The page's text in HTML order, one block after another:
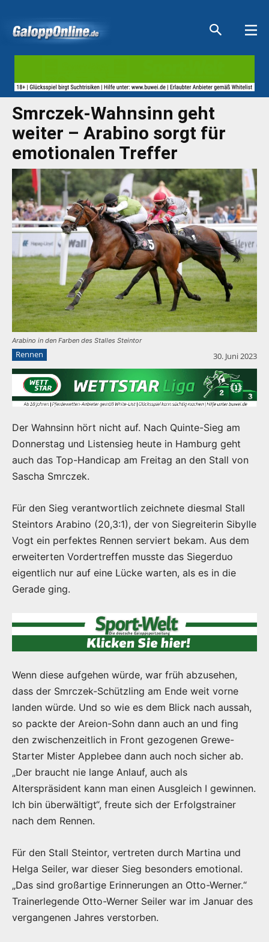
Smrczek-Wahnsinn geht
weiter – Arabino sorgt für
emotionalen Treffer
Arabino in den Farben des Stalles Steintor
Rennen 30. Juni 2023
Der Wahnsinn hört nicht auf. Nach Quinte-Sieg am
Donnerstag und Listensieg heute in Hamburg geht
auch das Top-Handicap am Freitag an den Stall von
Sascha Smrczek.
Für den Sieg verantwortlich zeichnete diesmal Stall
Steintors Arabino (20,3:1), der von Siegreiterin Sibylle
Vogt ein perfektes Rennen serviert bekam. Aus dem
erweiterten Vordertreffen musste das Siegerduo
eigentlich nur auf eine Lücke warten, als es in die
Gerade ging.
Wenn diese aufgehen würde, war früh abzusehen,
dass der Smrczek-Schützling am Ende weit vorne
landen würde. Und so wie es dem Blick nach aussah,
so packte der Areion-Sohn dann auch an und fing
den zwischenzeitlich in Front gezogenen Grewe-
Starter Mister Applebee dann auch noch sicher ab.
„Der braucht nie lange Anlauf, auch als
Alterspräsident kann man einen Ausgleich I gewinnen.
Ich bin überwältigt“, freute sich der Erfolgstrainer
nach dem Rennen.
Für den Stall Steintor, vertreten durch Martina und
Helga Seiler, war dieser Sieg besonders emotional.
„Das sind großartige Erinnerungen an Otto-Werner.“
Trainerlegende Otto-Werner Seiler war im Januar des
vergangenen Jahres verstorben.